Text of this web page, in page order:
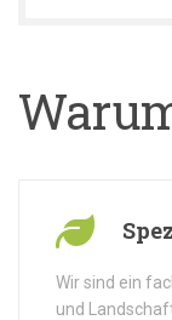
Wir sind ein
und